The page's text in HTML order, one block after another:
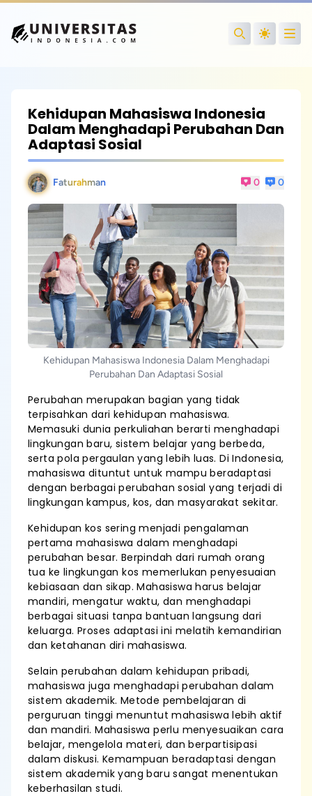
Search
Kehidupan Mahasiswa Indonesia
Dalam Menghadapi Perubahan Dan
Adaptasi Sosial
Faturahman 0 0
Kehidupan Mahasiswa Indonesia Dalam Menghadapi
Perubahan Dan Adaptasi Sosial
Perubahan merupakan bagian yang tidak
terpisahkan dari kehidupan mahasiswa.
Memasuki dunia perkuliahan berarti menghadapi
lingkungan baru, sistem belajar yang berbeda,
serta pola pergaulan yang lebih luas. Di Indonesia,
mahasiswa dituntut untuk mampu beradaptasi
dengan berbagai perubahan sosial yang terjadi di
lingkungan kampus, kos, dan masyarakat sekitar.
Kehidupan kos sering menjadi pengalaman
pertama mahasiswa dalam menghadapi
perubahan besar. Berpindah dari rumah orang
tua ke lingkungan kos memerlukan penyesuaian
kebiasaan dan sikap. Mahasiswa harus belajar
mandiri, mengatur waktu, dan menghadapi
berbagai situasi tanpa bantuan langsung dari
keluarga. Proses adaptasi ini melatih kemandirian
dan ketahanan diri mahasiswa.
Selain perubahan dalam kehidupan pribadi,
mahasiswa juga menghadapi perubahan dalam
sistem akademik. Metode pembelajaran di
perguruan tinggi menuntut mahasiswa lebih aktif
dan mandiri. Mahasiswa perlu menyesuaikan cara
belajar, mengelola materi, dan berpartisipasi
dalam diskusi. Kemampuan beradaptasi dengan
sistem akademik yang baru sangat menentukan
keberhasilan studi.